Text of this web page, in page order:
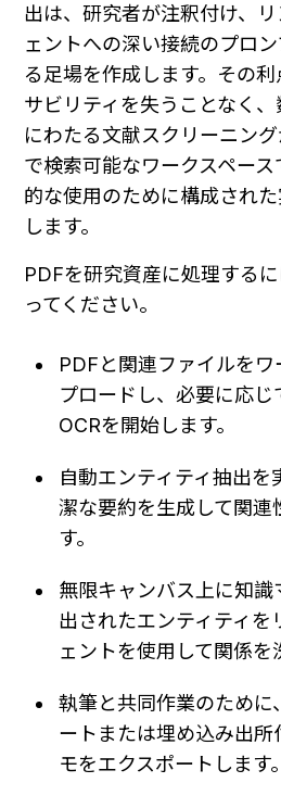
出は、研究者が注釈付け、
ェントへの深い接続のプロ
る足場を作成します。その
サビリティを失うことなく
にわたる文献スクリーニン
で検索可能なワークスペー
的な使用のために構成され
します。
PDFを研究資産に処理する
ってください。
PDFと関連ファイルをワ
プロードし、必要に応じ
OCRを開始します。
自動エンティティ抽出を
潔な要約を生成して関連
す。
無限キャンバス上に知
出されたエンティティを
ェントを使用して関係を
執筆と共同作業のために
ートまたは埋め込み出
モをエクスポートします。